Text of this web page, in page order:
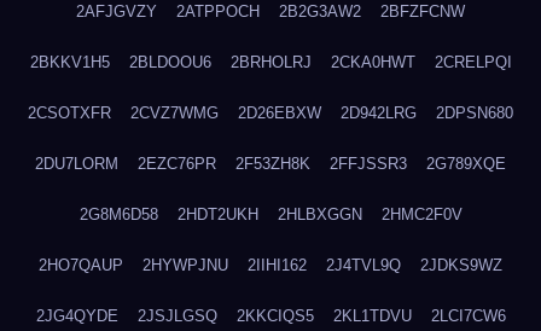
2AFJGVZY 2ATPPOCH 2B2G3AW2 2BFZFCNW
2BKKV1H5 2BLDOOU6 2BRHOLRJ 2CKA0HWT 2CRELPQI
2CSOTXFR 2CVZ7WMG 2D26EBXW 2D942LRG 2DPSN680
2DU7LORM 2EZC76PR 2F53ZH8K 2FFJSSR3 2G789XQE
2G8M6D58 2HDT2UKH 2HLBXGGN 2HMC2F0V
2HO7QAUP 2HYWPJNU 2IIHI162 2J4TVL9Q 2JDKS9WZ
2JG4QYDE 2JSJLGSQ 2KKCIQS5 2KL1TDVU 2LCI7CW6